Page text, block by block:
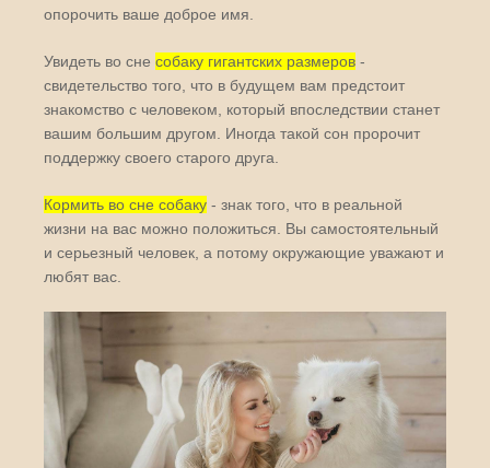
опорочить ваше доброе имя.
Увидеть во сне собаку гигантских размеров -
свидетельство того, что в будущем вам предстоит
знакомство с человеком, который впоследствии станет
вашим большим другом. Иногда такой сон пророчит
поддержку своего старого друга.
Кормить во сне собаку - знак того, что в реальной
жизни на вас можно положиться. Вы самостоятельный
и серьезный человек, а потому окружающие уважают и
любят вас.